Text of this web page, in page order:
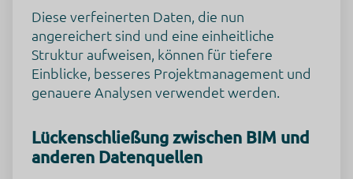
Diese verfeinerten Daten, die nun
angereichert sind und eine einheitliche
Struktur aufweisen, können für tiefere
Einblicke, besseres Projektmanagement und
genauere Analysen verwendet werden.
Lückenschließung zwischen BIM und
anderen Datenquellen
Im Folgenden wird die nach Art. 6 I 1 DSGVO geforderte
Rechtsgrundlage für die Verarbeitung von
personenbezogenen Daten genannt.
Art. 6 Abs. 1 s. 1 lit. f DS-GVO
Ort der Verarbeitung
Aufbewahrungsdauer
Die Aufbewahrungsfrist ist die Zeitspanne, in der die